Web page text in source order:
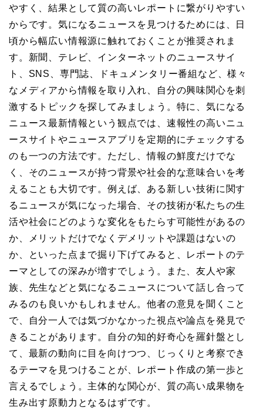
やすく、結果として質の高いレポートに繋がりやすい
からです。気になるニュースを見つけるためには、日
頃から幅広い情報源に触れておくことが推奨されま
す。新聞、テレビ、インターネットのニュースサイ
ト、SNS、専門誌、ドキュメンタリー番組など、様々
なメディアから情報を取り入れ、自分の興味関心を刺
激するトピックを探してみましょう。特に、気になる
ニュース最新情報という観点では、速報性の高いニュ
ースサイトやニュースアプリを定期的にチェックする
のも一つの方法です。ただし、情報の鮮度だけでな
く、そのニュースが持つ背景や社会的な意味合いを考
えることも大切です。例えば、ある新しい技術に関す
るニュースが気になった場合、その技術が私たちの生
活や社会にどのような変化をもたらす可能性があるの
か、メリットだけでなくデメリットや課題はないの
か、といった点まで掘り下げてみると、レポートのテ
ーマとしての深みが増すでしょう。また、友人や家
族、先生などと気になるニュースについて話し合って
みるのも良いかもしれません。他者の意見を聞くこと
で、自分一人では気づかなかった視点や論点を発見で
きることがあります。自分の知的好奇心を羅針盤とし
て、最新の動向に目を向けつつ、じっくりと考察でき
るテーマを見つけることが、レポート作成の第一歩と
言えるでしょう。主体的な関心が、質の高い成果物を
生み出す原動力となるはずです。